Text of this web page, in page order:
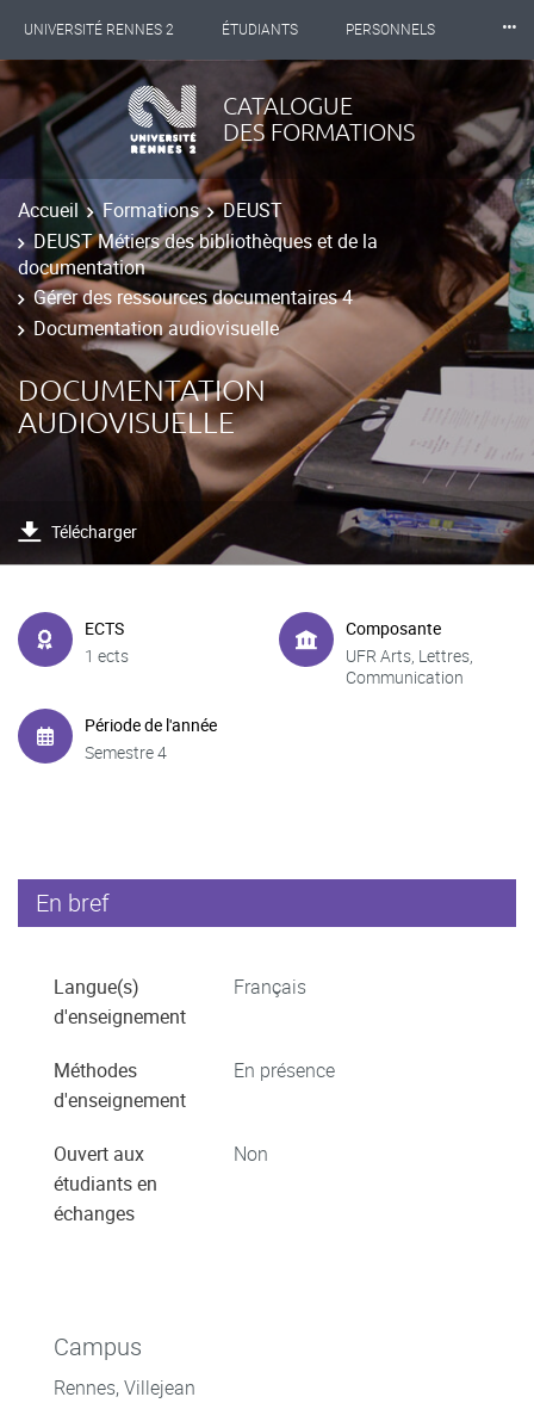
UNIVERSITÉ RENNES 2 ÉTUDIANTS PERSONNELS
INTERNATIONAL PROFESSIONNELS BIBLIOTHÈQUES
LES NOUVELLES DE RENNES 2
⸱⸱⸱
CATALOGUE
DES FORMATIONS
Accueil Formations
DEUST
DEUST Métiers des bibliothèques et de la
documentation
Gérer des ressources documentaires 4
Documentation audiovisuelle
DOCUMENTATION
AUDIOVISUELLE
Télécharger
ECTS
1 ects
Composante
UFR Arts, Lettres,
Communication
Période de l'année
Semestre 4
En bref
Langue(s)
d'enseignement
Français
Méthodes
d'enseignement
En présence
Ouvert aux
étudiants en
échanges
Non
Campus
Rennes, Villejean